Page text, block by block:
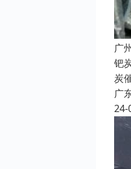
广
钯
炭
广
24-